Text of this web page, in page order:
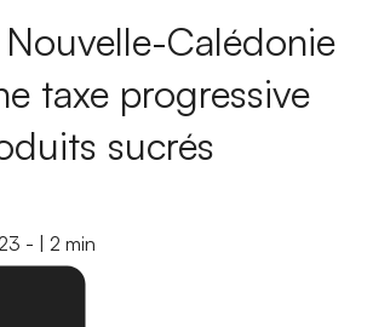
Calédonie
taxe progressive
sucrés
- 2 min